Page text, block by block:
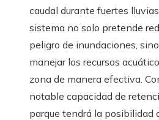
caudal durante fuertes
sistema no solo pretende
peligro de inundaciones,
manejar los recursos
zona de manera efectiva.
notable capacidad de
parque tendrá la posibilidad